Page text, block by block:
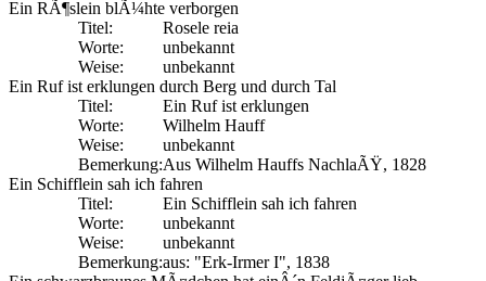
Ein RÃ¶slein blÃ¼hte verborgen
Titel:
Rosele reia
Worte:
unbekannt
Weise:
unbekannt
Ein Ruf ist erklungen durch Berg und durch Tal
Titel:
Ein Ruf ist erklungen
Worte:
Wilhelm Hauff
Weise:
unbekannt
Bemerkung:Aus Wilhelm Hauffs NachlaÃŸ, 1828
Ein Schifflein sah ich fahren
Titel:
Ein Schifflein sah ich fahren
Worte:
unbekannt
Weise:
unbekannt
Bemerkung:aus: "Erk-Irmer I", 1838